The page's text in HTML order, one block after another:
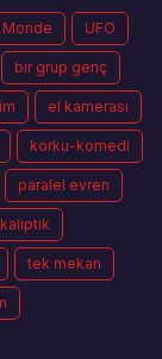
Monde UFO
bir grup genç
el kamerası
korku-komedi
paralel evren
tek mekan